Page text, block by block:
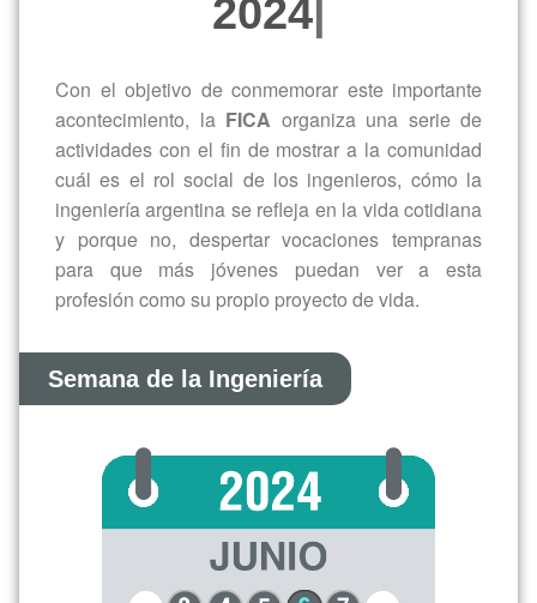
de conmemorar este importante
organiza una serie de
actividades con el fin de mostrar a la comunidad
cuál es el rol social de los ingenieros, cómo la
ingeniería argentina se refleja en la vida cotidiana
y porque no, despertar vocaciones tempranas
para que más jóvenes puedan ver a esta
profesión como su propio proyecto de vida.
Semana de la Ingeniería